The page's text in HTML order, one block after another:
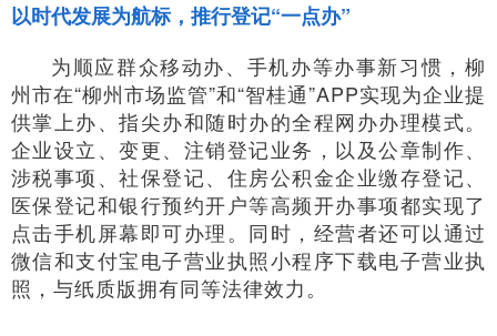
以时代发展为航标，推行登记“一点办”
为顺应群众移动办、手机办等办事新习惯，柳
州市在“柳州市场监管”和“智桂通”APP实现为企业提
供掌上办、指尖办和随时办的全程网办办理模式。
企业设立、变更、注销登记业务，以及公章制作、
涉税事项、社保登记、住房公积金企业缴存登记、
医保登记和银行预约开户等高频开办事项都实现了
点击手机屏幕即可办理。同时，经营者还可以通过
微信和支付宝电子营业执照小程序下载电子营业执
照，与纸质版拥有同等法律效力。